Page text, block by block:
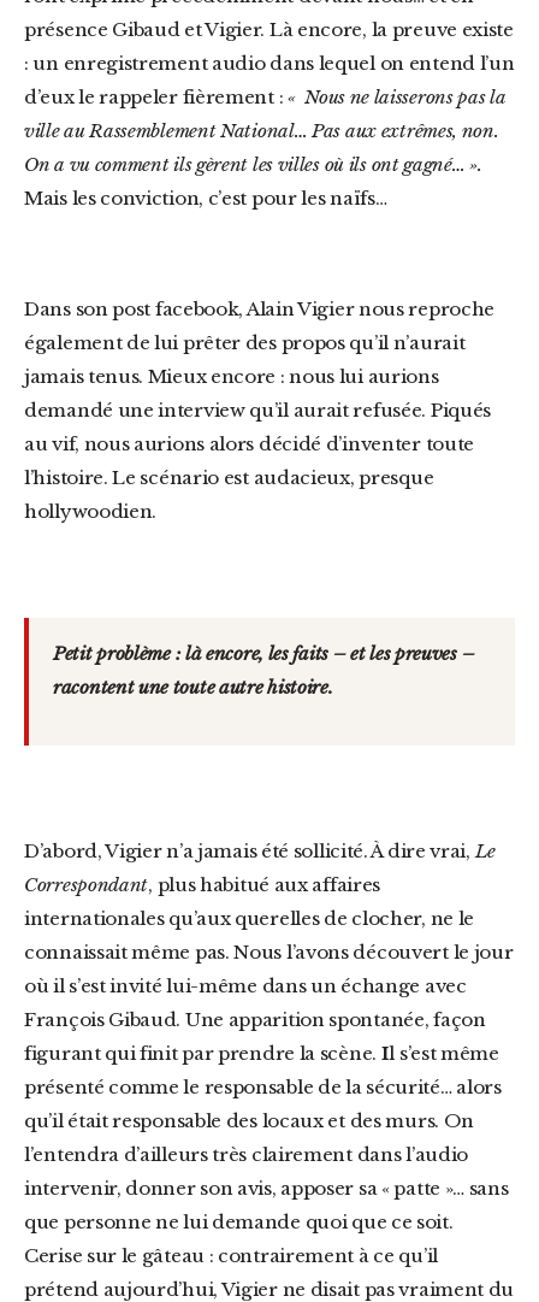
présence Gibaud et Vigier. Là encore, la preuve existe
: un enregistrement audio dans lequel on entend l’un
d’eux le rappeler fièrement : « Nous ne laisserons pas la
ville au Rassemblement National… Pas aux extrêmes, non.
On a vu comment ils gèrent les villes où ils ont gagné… ».
Mais les conviction, c’est pour les naïfs…
Dans son post facebook, Alain Vigier nous reproche
également de lui prêter des propos qu’il n’aurait
jamais tenus. Mieux encore : nous lui aurions
demandé une interview qu’il aurait refusée. Piqués
au vif, nous aurions alors décidé d’inventer toute
l’histoire. Le scénario est audacieux, presque
hollywoodien.
Petit problème : là encore, les faits – et les preuves –
racontent une toute autre histoire.
D’abord, Vigier n’a jamais été sollicité. À dire vrai,Le
Correspondant, plus habitué aux affaires
internationales qu’aux querelles de clocher, ne le
connaissait même pas. Nous l’avons découvert le jour
où il s’est invité lui-même dans un échange avec
François Gibaud. Une apparition spontanée, façon
figurant qui finit par prendre la scène. Il s’est même
présenté comme le responsable de la sécurité… alors
qu’il était responsable des locaux et des murs. On
l’entendra d’ailleurs très clairement dans l’audio
intervenir, donner son avis, apposer sa « patte »… sans
que personne ne lui demande quoi que ce soit.
Cerise sur le gâteau : contrairement à ce qu’il
prétend aujourd’hui, Vigier ne disait pas vraiment du